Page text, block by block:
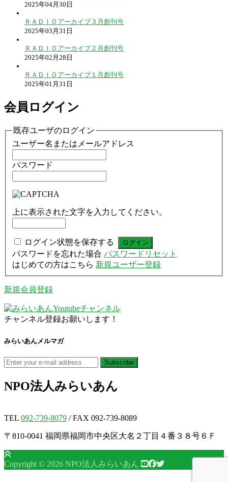
2025年04月30日
ＲＡＤＩＯアーカイブ３月創刊号
2025年03月31日
ＲＡＤＩＯアーカイブ２月創刊号
2025年02月28日
ＲＡＤＩＯアーカイブ１月創刊号
2025年01月31日
会員ログイン
既存ユーザのログイン
ユーザー名またはメールアドレス
パスワード
上に表示された文字を入力してください。
ログイン状態を保存する
パスワードを忘れた場合 パスワードリセット
はじめての方はこちら 新規ユーザー登録
新規会員登録
チャンネル登録お願いします！
みらいあんメルマガ
NPO法人みらいあん
TEL 092-739-8079 / FAX 092-739-8089
〒810-0041 福岡県福岡市中央区大名２丁目４番３８号６Ｆ
Copyright © 2026 NPO法人みらいあん